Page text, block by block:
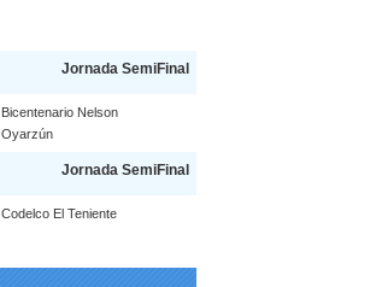
Jornada SemiFinal
Bicentenario Nelson
Oyarzún
Jornada SemiFinal
Codelco El Teniente